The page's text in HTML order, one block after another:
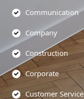
Communication
Company
Construction
Corporate
Customer Service